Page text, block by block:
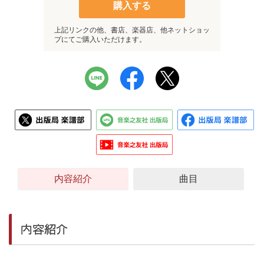
購入する
上記リンクの他、書店、楽器店、他ネットショッ
プにてご購入いただけます。
内容紹介 曲目
内容紹介